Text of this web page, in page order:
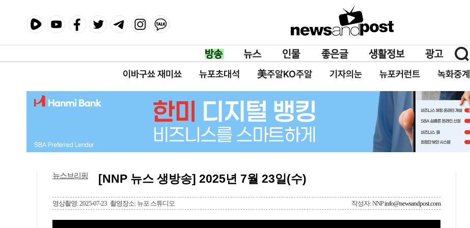
이바구쑈 재미쑈 뉴포초대석 美주알KO주알 기자의눈 뉴포커런트 녹화중계
뉴스브리핑 [NNP 뉴스 생방송] 2025년 7월 23일(수)
영상촬영: 2025-07-23 촬영장소: 뉴포 스튜디오 작성자: NNPinfo@newsandpost.com